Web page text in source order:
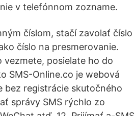
v telefónnom zozname.
číslom, stačí zavolať číslo
číslo na presmerovanie.
posielate ho do
SMS-Online.co je webová
bez registrácie skutočného
správy SMS rýchlo zo